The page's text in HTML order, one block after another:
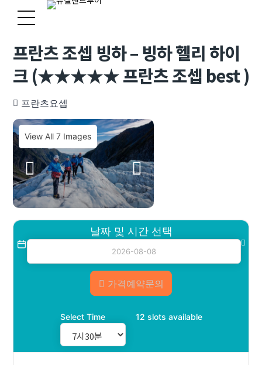
프란츠 조셉 빙하 – 빙하 헬리 하이
크 (★★★★★ 프란츠 조셉 best )
프란츠요셉
View All 7 Images
날짜 및 시간 선택
가격예약문의
Select Time 12 slots available